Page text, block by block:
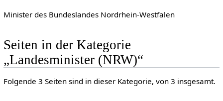
Minister des Bundeslandes Nordrhein-Westfalen
Seiten in der Kategorie
„Landesminister (NRW)“
Folgende 3 Seiten sind in dieser Kategorie, von 3 insgesamt.